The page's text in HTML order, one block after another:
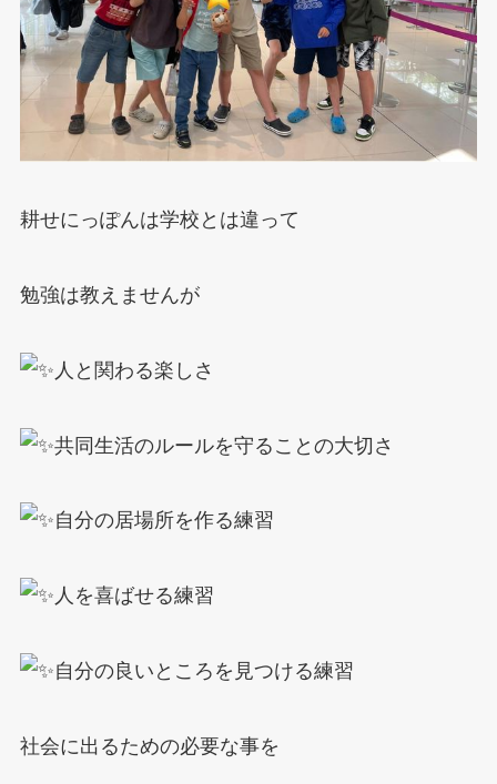
耕せにっぽんは学校とは違って
勉強は教えませんが
人と関わる楽しさ
共同生活のルールを守ることの大切さ
自分の居場所を作る練習
人を喜ばせる練習
自分の良いところを見つける練習
社会に出るための必要な事を